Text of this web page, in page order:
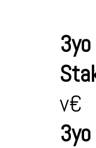
3yo
v€
3yo